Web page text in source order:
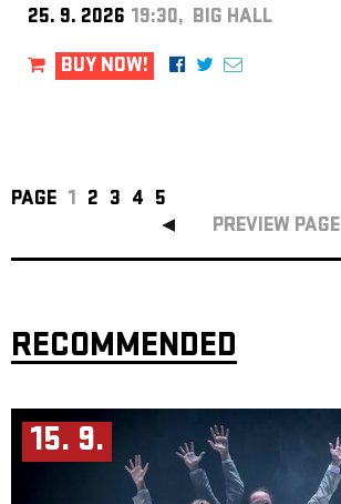
25. 9. 2026 19:30, BIG HALL
BUY NOW!
PAGE 1 2 3 4 5
PREVIEW PAGE
RECOMMENDED
15. 9.